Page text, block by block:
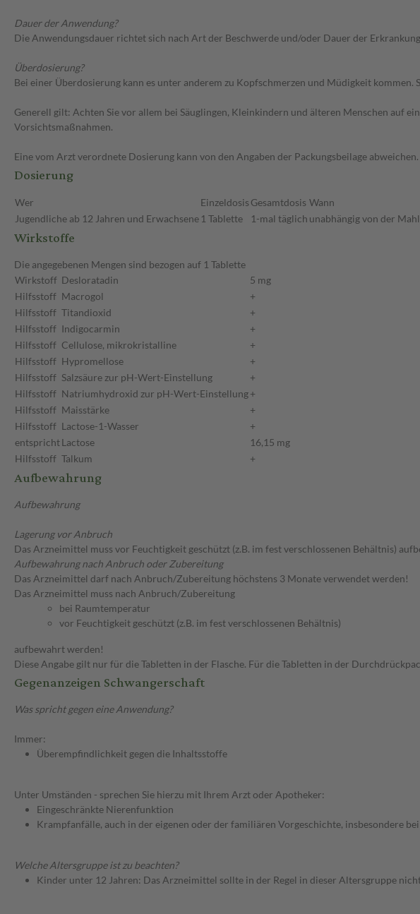
Dauer der Anwendung?
Die Anwendungsdauer richtet sich nach Art der Beschwerde und/oder Dauer der
Überdosierung?
Bei einer Überdosierung kann es unter anderem zu Kopfschmerzen und Müdigkeit
Generell gilt: Achten Sie vor allem bei Säuglingen, Kleinkindern und älteren Menschen auf
Vorsichtsmaßnahmen.
Eine vom Arzt verordnete Dosierung kann von den Angaben der Packungsbeilage
Dosierung
Wer Einzeldosis Gesamtdosis Wann
Jugendliche ab 12 Jahren und Erwachsene 1 Tablette 1-mal täglich unabhängig von der
Wirkstoffe
Die angegebenen Mengen sind bezogen auf 1 Tablette
Wirkstoff Desloratadin
5 mg
Hilfsstoff Macrogol
+
Hilfsstoff Titandioxid
+
Hilfsstoff Indigocarmin
+
Hilfsstoff Cellulose, mikrokristalline
+
Hilfsstoff Hypromellose
+
Hilfsstoff Salzsäure zur pH-Wert-Einstellung
+
Hilfsstoff Natriumhydroxid zur pH-Wert-Einstellung+
Hilfsstoff Maisstärke
+
Hilfsstoff Lactose-1-Wasser
+
entsprichtLactose
16,15 mg
Hilfsstoff Talkum +
Aufbewahrung
Aufbewahrung
Lagerung vor Anbruch
Das Arzneimittel muss vor Feuchtigkeit geschützt (z.B. im fest verschlossenen Behältnis)
Aufbewahrung nach Anbruch oder Zubereitung
Das Arzneimittel darf nach Anbruch/Zubereitung höchstens 3 Monate verwendet werden!
Das Arzneimittel muss nach Anbruch/Zubereitung
bei Raumtemperatur
vor Feuchtigkeit geschützt (z.B. im fest verschlossenen Behältnis)
aufbewahrt werden!
Diese Angabe gilt nur für die Tabletten in der Flasche. Für die Tabletten in der
Gegenanzeigen Schwangerschaft
Was spricht gegen eine Anwendung?
Immer:
Überempfindlichkeit gegen die Inhaltsstoffe
Unter Umständen - sprechen Sie hierzu mit Ihrem Arzt oder Apotheker:
Eingeschränkte Nierenfunktion
Krampfanfälle, auch in der eigenen oder der familiären Vorgeschichte, insbesondere
Welche Altersgruppe ist zu beachten?
Kinder unter 12 Jahren: Das Arzneimittel sollte in der Regel in dieser Altersgruppe